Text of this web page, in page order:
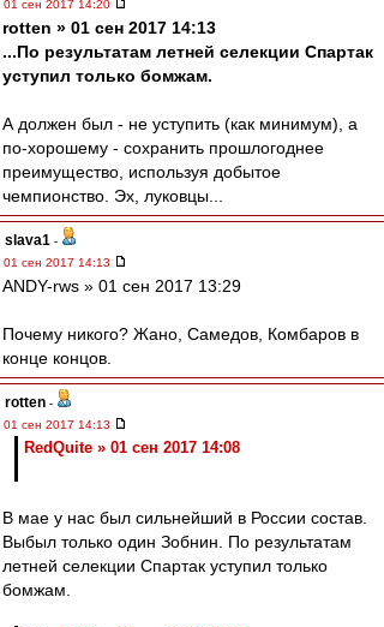
01 сен 2017 14:20
rotten » 01 сен 2017 14:13
...По результатам летней селекции Спартак
уступил только бомжам.
А должен был - не уступить (как минимум), а
по-хорошему - сохранить прошлогоднее
преимущество, используя добытое
чемпионство. Эх, луковцы...
slava1 -
01 сен 2017 14:13
ANDY-rws » 01 сен 2017 13:29
Почему никого? Жано, Самедов, Комбаров в
конце концов.
rotten -
01 сен 2017 14:13
RedQuite » 01 сен 2017 14:08
В мае у нас был сильнейший в России состав.
Выбыл только один Зобнин. По результатам
летней селекции Спартак уступил только
бомжам.